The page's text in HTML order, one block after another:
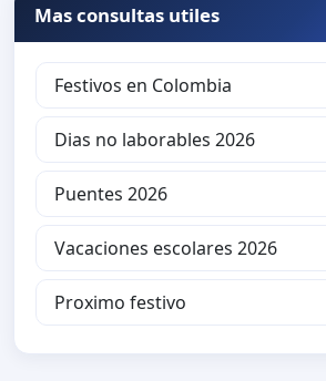
Mas consultas utiles
Festivos en Colombia
Dias no laborables 2026
Puentes 2026
Vacaciones escolares 2026
Proximo festivo